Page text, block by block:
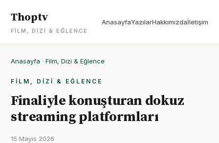
Thoptv
FILM, DIZI & EĞLENCE
AnasayfaYazılarHakkımızdaİletişim
Anasayfa · Film, Dizi & Eğlence
FILM, DIZI & EĞLENCE
Finaliyle konuşturan dokuz
streaming platformları
15 Mayıs 2026